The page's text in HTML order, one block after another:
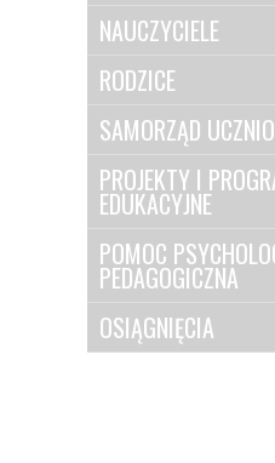
NAUCZYCIELE
RODZICE
SAMORZĄD
PROJEKTY I
EDUKACYJNE
POMOC
PEDAGOGICZNA
OSIĄGNIĘCIA